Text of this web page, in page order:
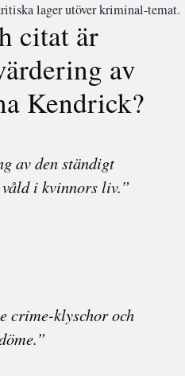
lager utöver kriminal-temat.
citat är
av
Kendrick?
av den ständigt
i kvinnors liv.”
crime-klyschor och